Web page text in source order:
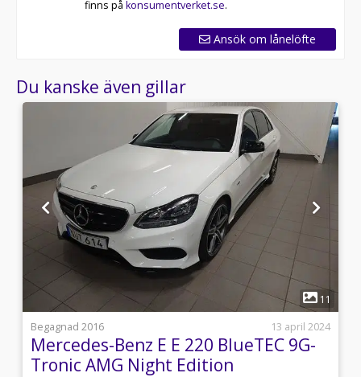
finns på konsumentverket.se.
Ansök om lånelöfte
Du kanske även gillar
1
11
Begagnad 2016
13 april 2024
Mercedes-Benz E E 220 BlueTEC 9G-
Tronic AMG Night Edition